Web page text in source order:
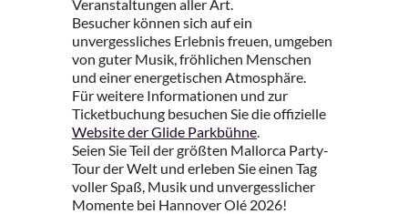
Veranstaltungen aller Art.
Besucher können sich auf ein
unvergessliches Erlebnis freuen, umgeben
von guter Musik, fröhlichen Menschen
und einer energetischen Atmosphäre.
Für weitere Informationen und zur
Ticketbuchung besuchen Sie die offizielle
Website der Glide Parkbühne.
Seien Sie Teil der größten Mallorca Party-
Tour der Welt und erleben Sie einen Tag
voller Spaß, Musik und unvergesslicher
Momente bei Hannover Olé 2026!